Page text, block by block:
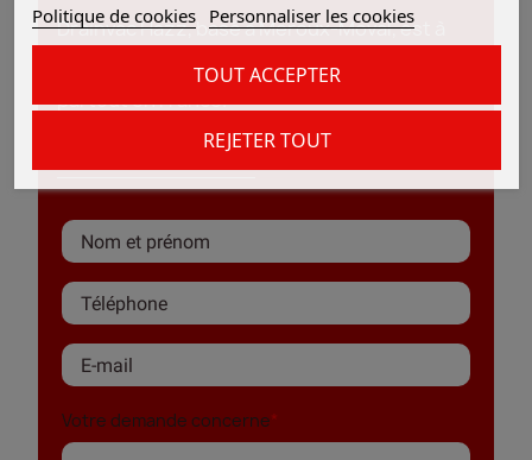
Drainvac Hazz, basé à Meroux-Moval, est à
votre écoute pour vous accompagner dans
vos projets d’aspiration centralisée,
partout en France.
Contactez-nous
Votre demande concerne
Politique de cookies Personnaliser les cookies
REJETER TOUT
TOUT ACCEPTER